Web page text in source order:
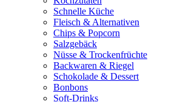
Schnelle Küche
Fleisch & Alternativen
Chips & Popcorn
Salzgebäck
Nüsse & Trockenfrüchte
Backwaren & Riegel
Schokolade & Dessert
Bonbons
Soft-Drinks